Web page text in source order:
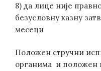
8) да лице није
безусловну казну
месеци
Положен стручни
органима и положен